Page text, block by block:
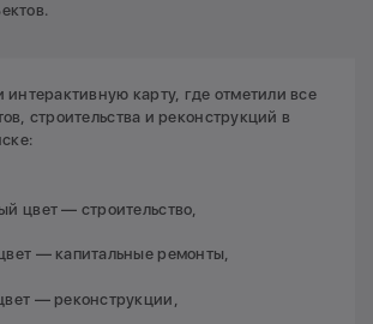
интерактивную карту, где отметили все
строительства и реконструкций в
цвет — строительство,
— капитальные ремонты,
— реконструкции,